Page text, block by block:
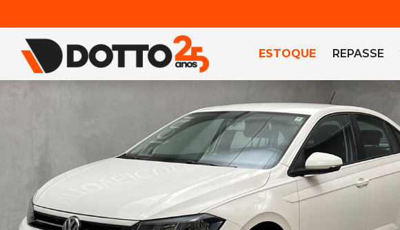
ESTOQUE REPASSE